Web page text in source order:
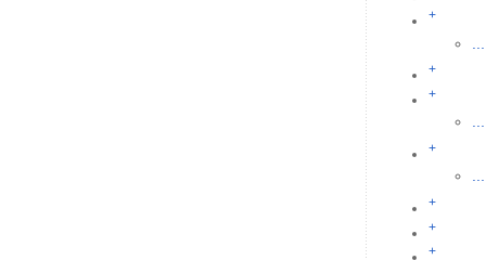
+
+
+
...
+
...
+
+
+